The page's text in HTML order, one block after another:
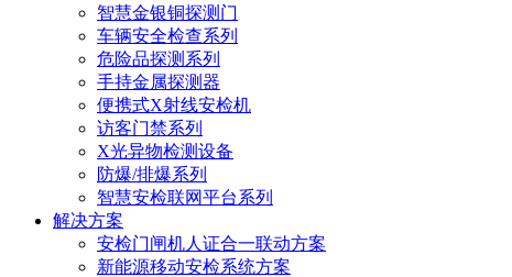
智慧金银铜探测门
车辆安全检查系列
危险品探测系列
手持金属探测器
便携式X射线安检机
访客门禁系列
X光异物检测设备
防爆/排爆系列
智慧安检联网平台系列
解决方案
安检门闸机人证合一联动方案
新能源移动安检系统方案